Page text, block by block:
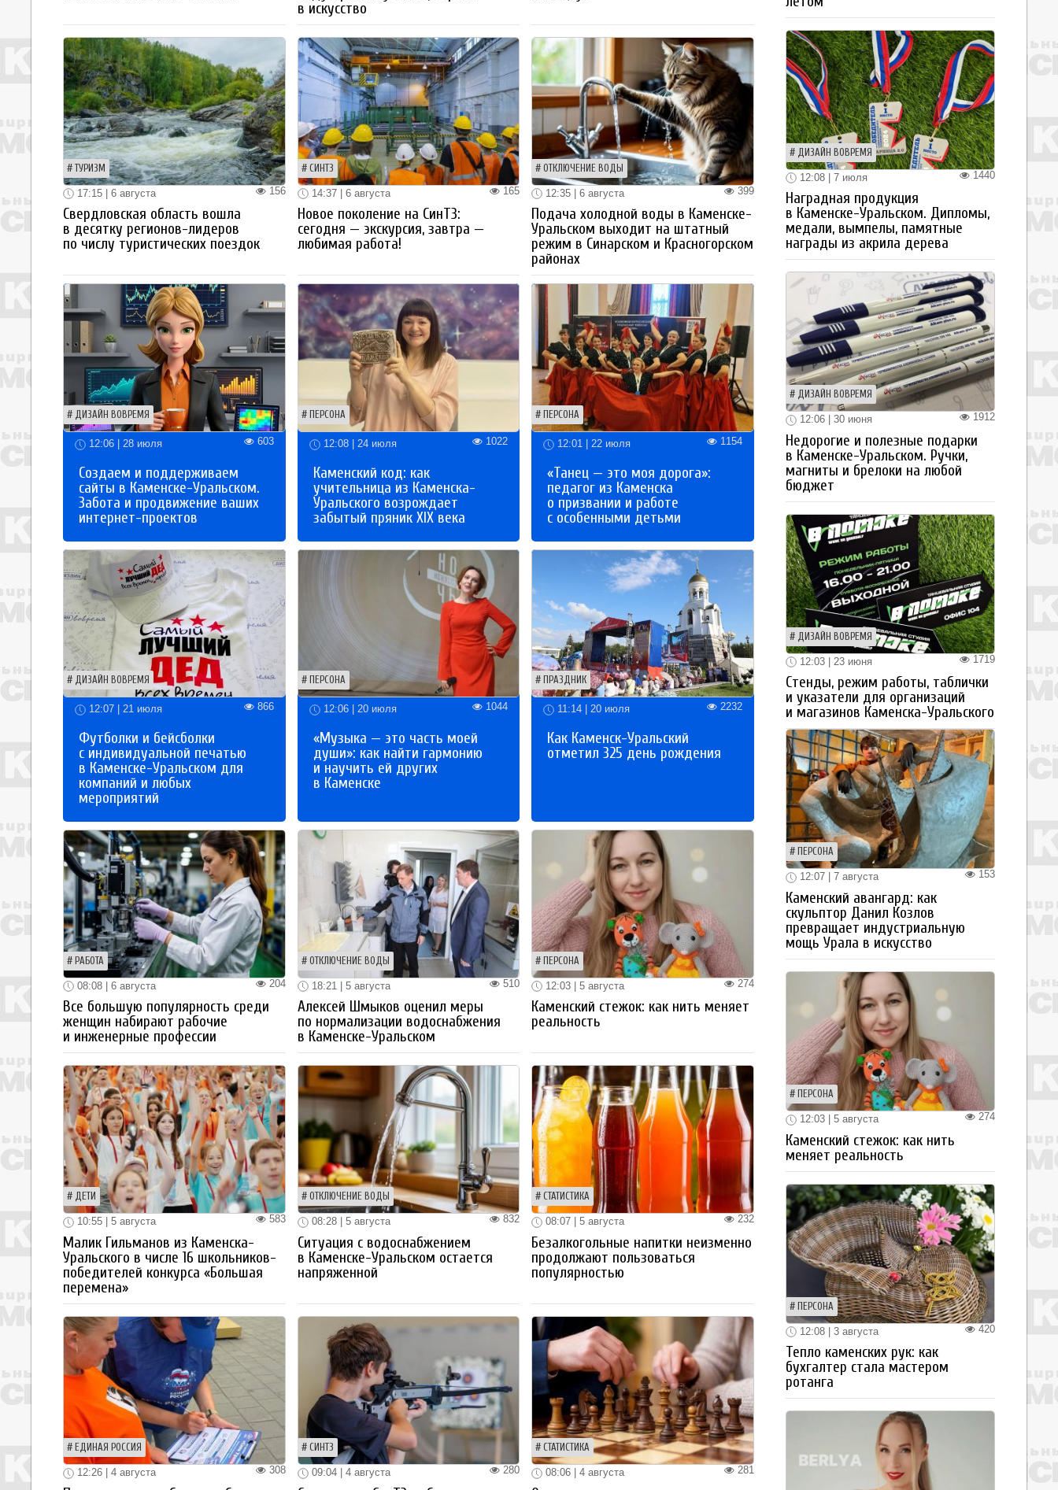
в искусство
ТУРИЗМ
156
17:15 | 6 августа
Свердловская область вошла
в десятку регионов-лидеров
по числу туристических поездок
СИНТЗ
165
14:37 | 6 августа
Новое поколение на СинТЗ:
сегодня — экскурсия, завтра —
любимая работа!
ОТКЛЮЧЕНИЕ ВОДЫ
399
12:35 | 6 августа
Подача холодной воды в Каменске-
Уральском выходит на штатный
режим в Синарском и Красногорском
районах
ДИЗАЙН ВОВРЕМЯ
12:06 | 28 июля 603
Создаем и поддерживаем
сайты в Каменске-Уральском.
Забота и продвижение ваших
интернет-проектов
ПЕРСОНА
12:08 | 24 июля 1022
Каменский код: как
учительница из Каменска-
Уральского возрождает
забытый пряник XIX века
ПЕРСОНА
12:01 | 22 июля 1154
«Танец — это моя дорога»:
педагог из Каменска
о призвании и работе
с особенными детьми
ДИЗАЙН ВОВРЕМЯ
12:07 | 21 июля 866
Футболки и бейсболки
с индивидуальной печатью
в Каменске-Уральском для
компаний и любых
мероприятий
ПЕРСОНА
12:06 | 20 июля 1044
«Музыка — это часть моей
души»: как найти гармонию
и научить ей других
в Каменске
ПРАЗДНИК
11:14 | 20 июля 2232
Как Каменск-Уральский
отметил 325 день рождения
РАБОТА
204
08:08 | 6 августа
Все большую популярность среди
женщин набирают рабочие
и инженерные профессии
ОТКЛЮЧЕНИЕ ВОДЫ
510
18:21 | 5 августа
Алексей Шмыков оценил меры
по нормализации водоснабжения
в Каменске-Уральском
ПЕРСОНА
274
12:03 | 5 августа
Каменский стежок: как нить меняет
реальность
ДЕТИ
583
10:55 | 5 августа
Малик Гильманов из Каменска-
Уральского в числе 16 школьников-
победителей конкурса «Большая
перемена»
ОТКЛЮЧЕНИЕ ВОДЫ
832
08:28 | 5 августа
Ситуация с водоснабжением
в Каменске-Уральском остается
напряженной
СТАТИСТИКА
232
08:07 | 5 августа
Безалкогольные напитки неизменно
продолжают пользоваться
популярностью
ЕДИНАЯ РОССИЯ
308
12:26 | 4 августа
СИНТЗ
280
09:04 | 4 августа
СТАТИСТИКА
281
08:06 | 4 августа
ДИЗАЙН ВОВРЕМЯ
1440
12:08 | 7 июля
Наградная продукция
в Каменске-Уральском. Дипломы,
медали, вымпелы, памятные
награды из акрила дерева
ДИЗАЙН ВОВРЕМЯ
1912
12:06 | 30 июня
Недорогие и полезные подарки
в Каменске-Уральском. Ручки,
магниты и брелоки на любой
бюджет
ДИЗАЙН ВОВРЕМЯ
1719
12:03 | 23 июня
Стенды, режим работы, таблички
и указатели для организаций
и магазинов Каменска-Уральского
ПЕРСОНА
153
12:07 | 7 августа
Каменский авангард: как
скульптор Данил Козлов
превращает индустриальную
мощь Урала в искусство
ПЕРСОНА
274
12:03 | 5 августа
Каменский стежок: как нить
меняет реальность
ПЕРСОНА
420
12:08 | 3 августа
Тепло каменских рук: как
бухгалтер стала мастером
ротанга